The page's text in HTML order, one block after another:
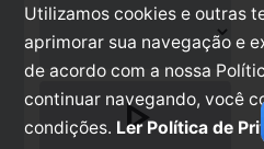
play_arrow
Utilizamos cookies e outras
aprimorar sua navegação e
de acordo com a nossa
continuar navegando, você
condições. Ler Política de